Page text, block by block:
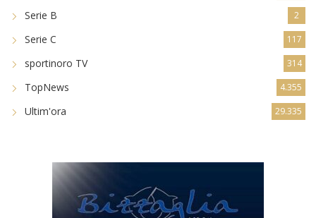
Serie B 2
Serie C 117
sportinoro TV 314
TopNews 4.355
Ultim'ora 29.335